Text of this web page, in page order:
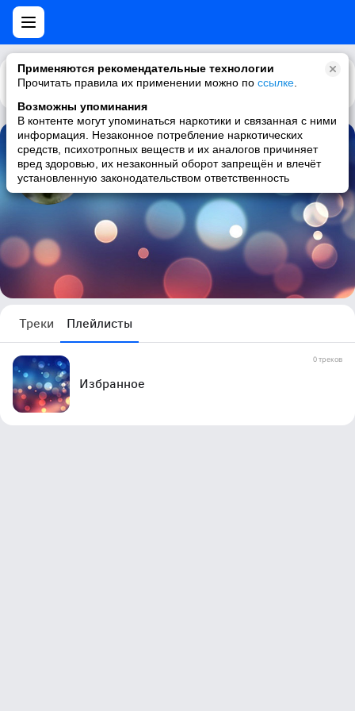
Применяются рекомендательные технологии
Прочитать правила их применении можно по ссылке
Возможны упоминания
В контенте могут упоминаться наркотики и связанная с ними
информация. Незаконное потребление наркотических
средств, психотропных веществ и их аналогов причиняет
вред здоровью, их незаконный оборот запрещён и влечёт
установленную законодательством ответственность
Каталог Рекомендации
Инкогнито Инкогнито
1 плейлист
Треки Плейлисты
Избранное
0 треков